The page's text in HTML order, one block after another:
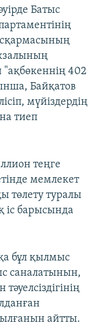
Батыс
402
Байқатов
мүйіздердің
тиеп
теңге
мемлекет
төлету туралы
іс барысында
бұл қылмыс
саналатынын,
айтты.